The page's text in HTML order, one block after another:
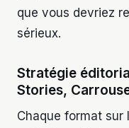
que vous devriez
sérieux.
Stratégie
Stories,
Chaque format sur